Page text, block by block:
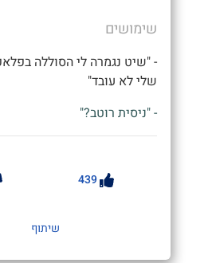
שימושים
- "שיט נגמרה לי הסוללה
שלי לא עובד"
- "ניסית רוטב?"
439
שיתוף